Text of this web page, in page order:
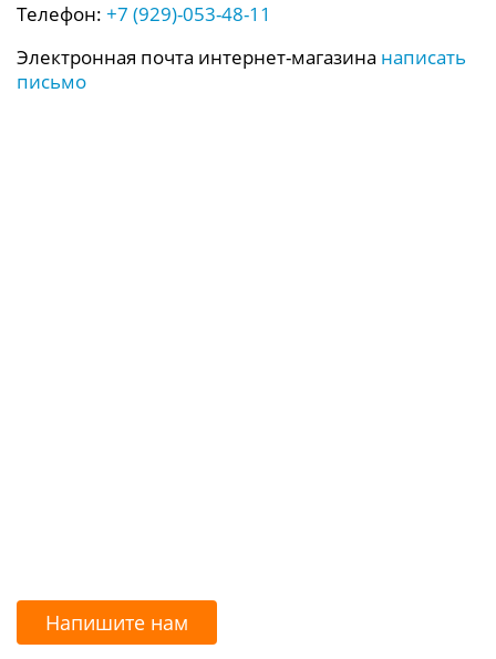
Телефон: +7 (929)-053-48-11
Электронная почта интернет-магазина написать
письмо
Напишите нам